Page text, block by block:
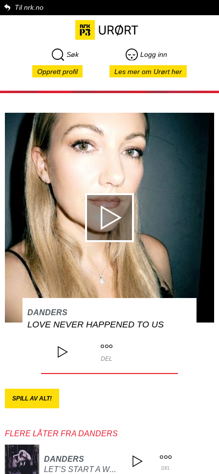
Til nrk.no
Søk Logg inn
Opprett profil Les mer om Urørt her
DANDERS
LOVE NEVER HAPPENED TO US
DEL
SPILL AV ALT!
FLERE LÅTER FRA DANDERS
DANDERS
LET’S START A WAR DEL